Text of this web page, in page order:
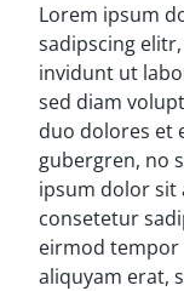
Lorem ipsum
sadipscing
invidunt ut
sed diam
duo dolores et
gubergren, no
ipsum dolor sit
consetetur
eirmod tempor
aliquyam erat,